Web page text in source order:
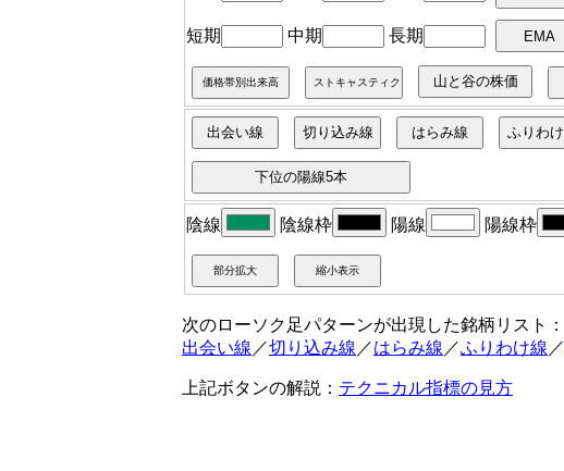
短期 中期 長期
陰線 陰線枠 陽線 陽線枠
次のローソク足パターンが出現した銘柄リスト：
出会い線 ／切り込み線 ／はらみ線 ／ふりわけ線 ／
上記ボタンの解説： テクニカル指標の見方